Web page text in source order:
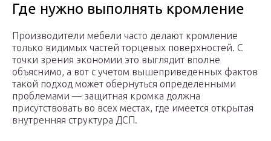
Где нужно выполнять кромление
Производители мебели часто делают кромление
только видимых частей торцевых поверхностей. С
точки зрения экономии это выглядит вполне
объяснимо, а вот с учетом вышеприведенных фактов
такой подход может обернуться определенными
проблемами — защитная кромка должна
присутствовать во всех местах, где имеется открытая
внутренняя структура ДСП.